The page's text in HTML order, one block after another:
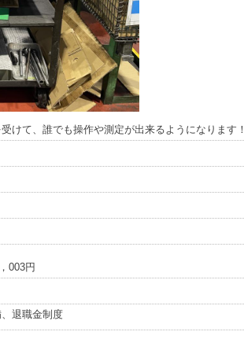
けて、誰でも操作や測定が出来るようになります！
003円
退職金制度